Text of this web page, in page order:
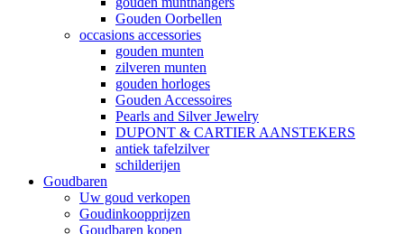
Gouden Oorbellen
occasions accessories
gouden munten
zilveren munten
gouden horloges
Gouden Accessoires
Pearls and Silver Jewelry
DUPONT & CARTIER AANSTEKERS
antiek tafelzilver
schilderijen
Goudbaren
Uw goud verkopen
Goudinkoopprijzen
Goudbaren kopen